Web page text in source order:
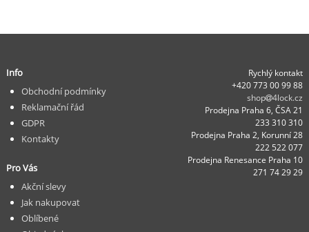
Rychlý kontakt
+420 773 00 99 88
shop
4lock.cz
Prodejna Praha 6, ČSA 21
233 310 310
Prodejna Praha 2, Korunní 28
222 522 077
Prodejna Renesance Praha 10
271 74 29 29
Info
Obchodní podmínky
Reklamační řád
GDPR
Kontakty
Pro Vás
Akční slevy
Jak nakupovat
Oblíbené